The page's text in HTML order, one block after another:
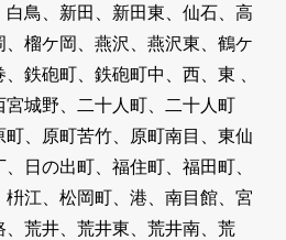
鳥、新田、新田東、仙石、高
榴ケ岡、燕沢、燕沢東、鶴ケ
鉄砲町、鉄砲町中、西、東 、
城野、二十人町、二十人町
、原町苦竹、原町南目、東仙
日の出町、福住町、福田町、
江、松岡町、港、南目館、宮
荒井、荒井東、荒井南、荒